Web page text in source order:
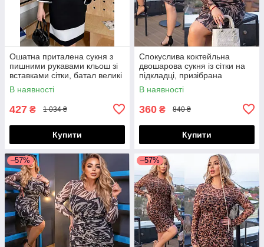
Ошатна приталена сукня з
пишними рукавами кльош зі
вставками сітки, батал великі
розміри
В наявності
427 ₴ 1 034 ₴
Купити
Спокуслива коктейльна
двошарова сукня із сітки на
підкладці, призібрана
спереду, норма і батал великі
розміри
В наявності
360 ₴ 840 ₴
Купити
–57% –57%